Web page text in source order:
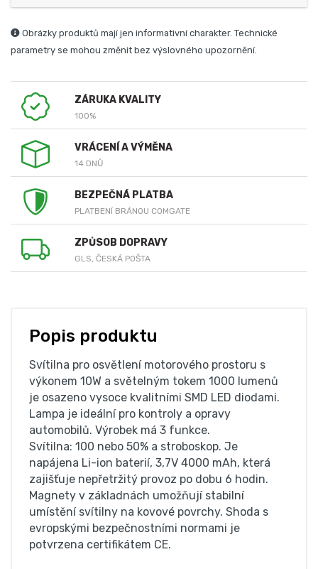
Obrázky produktů mají jen informativní charakter. Technické
parametry se mohou změnit bez výslovného upozornění.
ZÁRUKA KVALITY
100%
VRÁCENÍ A VÝMĚNA
14 DNŮ
BEZPEČNÁ PLATBA
PLATBENÍ BRÁNOU COMGATE
ZPŮSOB DOPRAVY
GLS, ČESKÁ POŠTA
Popis produktu
Svítilna pro osvětlení motorového prostoru s
výkonem 10W a světelným tokem 1000 lumenů
je osazeno vysoce kvalitními SMD LED diodami.
Lampa je ideální pro kontroly a opravy
automobilů. Výrobek má 3 funkce.
Svítilna: 100 nebo 50% a stroboskop. Je
napájena Li-ion baterií, 3,7V 4000 mAh, která
zajišťuje nepřetržitý provoz po dobu 6 hodin.
Magnety v základnách umožňují stabilní
umístění svítilny na kovové povrchy. Shoda s
evropskými bezpečnostními normami je
potvrzena certifikátem CE.